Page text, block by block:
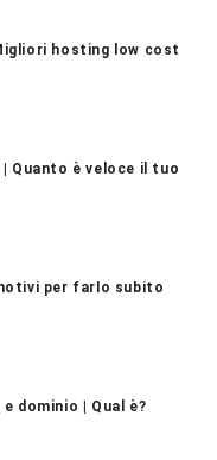
hosting low cost
Quanto è veloce il tuo
per farlo subito
dominio | Qual è?